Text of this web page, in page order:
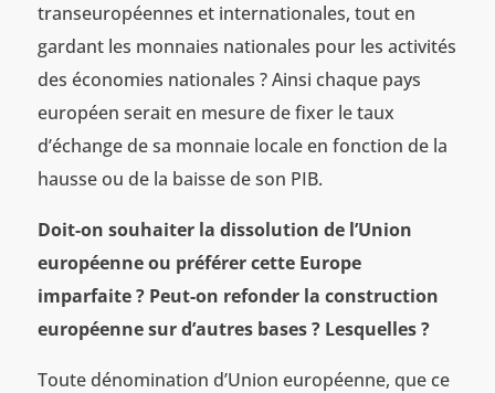
transeuropéennes et internationales, tout en
gardant les monnaies nationales pour les activités
des économies nationales ? Ainsi chaque pays
européen serait en mesure de fixer le taux
d’échange de sa monnaie locale en fonction de la
hausse ou de la baisse de son PIB.
Doit-on souhaiter la dissolution de l’Union
européenne ou préférer cette Europe
imparfaite ? Peut-on refonder la construction
européenne sur d’autres bases ? Lesquelles ?
Toute dénomination d’Union européenne, que ce